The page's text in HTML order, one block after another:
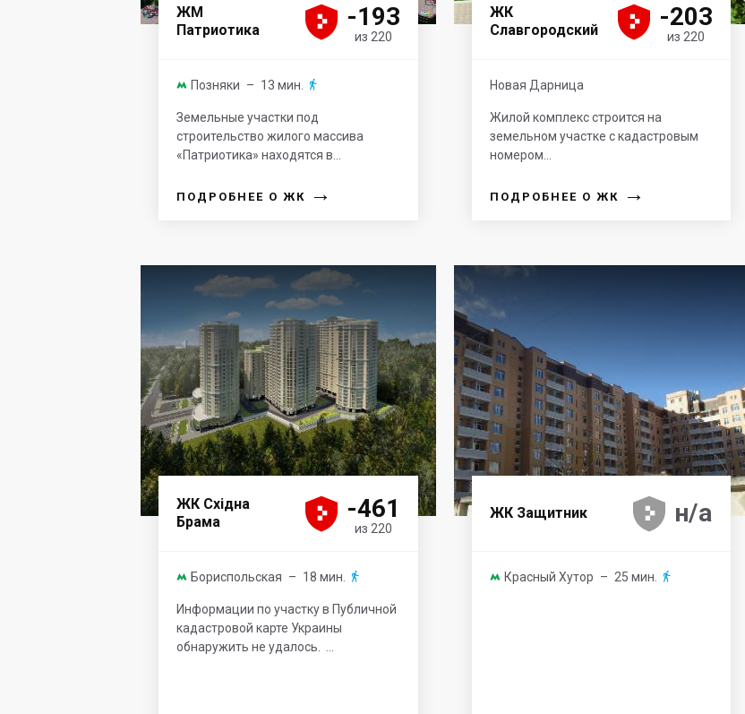
ЖМ
Патриотика




 -193
из 220
 Позняки – 13 мин. 
Земельные участки под
строительство жилого массива
«Патриотика» находятся в...
ПОДРОБНЕЕ О ЖК →
ЖК
Славгородский




 -203
из 220
Новая Дарница
Жилой комплекс строится на
земельном участке с кадастровым
номером...
ПОДРОБНЕЕ О ЖК →
ЖК Східна
Брама




 -461
из 220
 Бориспольская – 18 мин. 
Информации по участку в Публичной
кадастровой карте Украины
обнаружить не удалось. ...
ЖК Защитник 



 н/а
 Красный Хутор – 25 мин. 